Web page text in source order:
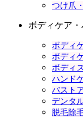
つけ爪
ボディケア
ボディ
ボディ
ボディ
ハンド
バスト
デンタ
脱毛除